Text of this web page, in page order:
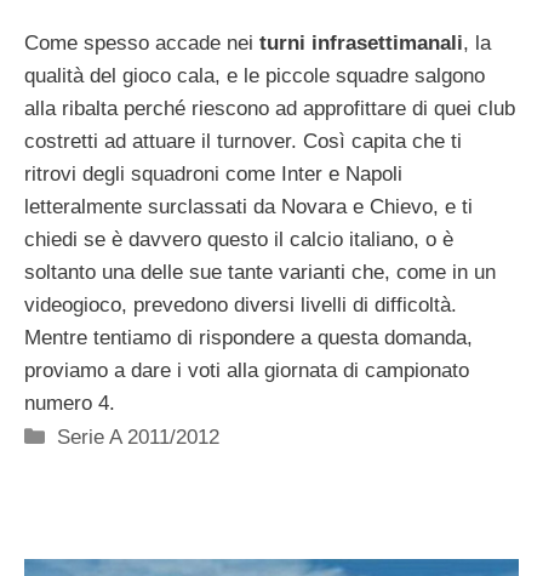
Come spesso accade nei turni infrasettimanali, la
qualità del gioco cala, e le piccole squadre salgono
alla ribalta perché riescono ad approfittare di quei club
costretti ad attuare il turnover. Così capita che ti
ritrovi degli squadroni come Inter e Napoli
letteralmente surclassati da Novara e Chievo, e ti
chiedi se è davvero questo il calcio italiano, o è
soltanto una delle sue tante varianti che, come in un
videogioco, prevedono diversi livelli di difficoltà.
Mentre tentiamo di rispondere a questa domanda,
proviamo a dare i voti alla giornata di campionato
numero 4.
Categorie
Serie A 2011/2012